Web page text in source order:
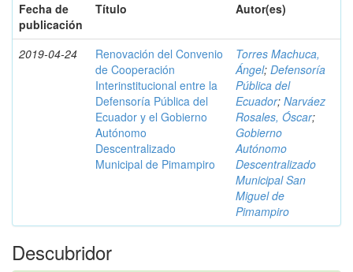
Fecha de
publicación
Título Autor(es)
2019-04-24
Renovación del Convenio
de Cooperación
Interinstitucional entre la
Defensoría Pública del
Ecuador y el Gobierno
Autónomo
Descentralizado
Municipal de Pimampiro
Torres Machuca,
Ángel; Defensoría
Pública del
Ecuador; Narváez
Rosales, Óscar;
Gobierno
Autónomo
Descentralizado
Municipal San
Miguel de
Pimampiro
Descubridor